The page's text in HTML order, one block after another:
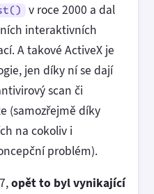
v roce 2000 a dal
interaktivních
A takové ActiveX je
jen díky ní se dají
scan či
(samozřejmě díky
na cokoliv i
problém).
opět to byl vynikající